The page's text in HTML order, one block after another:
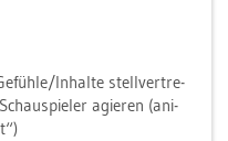
In­hal­te stell­ver­tre­
agie­ren (ani­